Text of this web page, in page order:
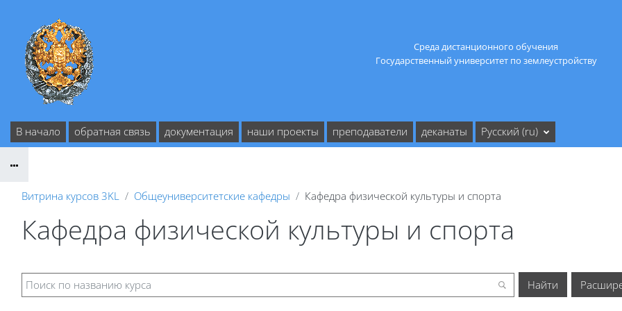
Среда дистанционного обучения
Государственный университет по землеустройству
В начало обратная связь документация наши проекты преподаватели деканаты Русский ‎(ru)‎
Витрина курсов 3KL Общеуниверситетские кафедры Кафедра физической культуры и спорта
Кафедра физической культуры и спорта